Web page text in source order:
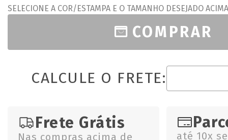
SELECIONE A COR/ESTAMPA E O TAMANHO DESEJADO ACIMA
COMPRAR
CALCULE O FRETE:
Frete Grátis
Nas compras acima de
até 10x